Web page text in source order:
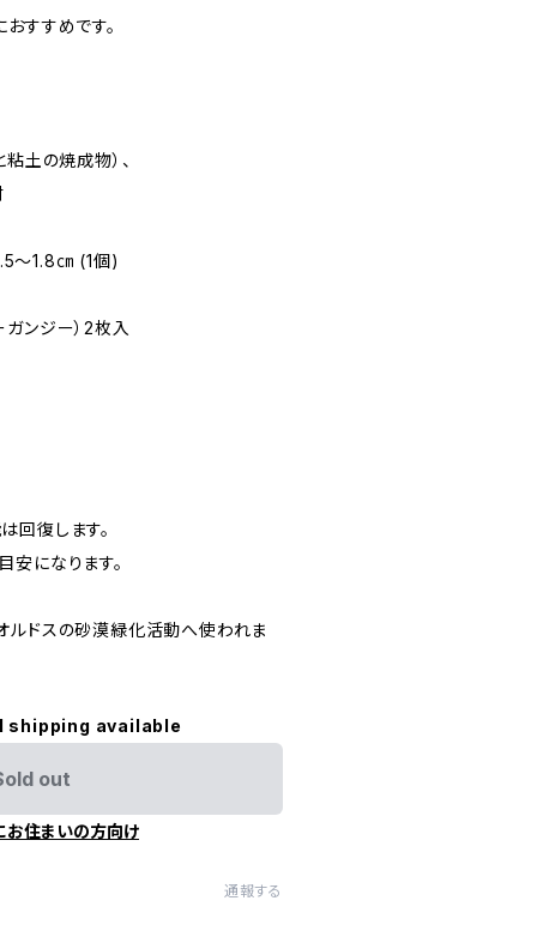
すすめです。
の焼成物）、
～1.8㎝ (1個)
ジー）2枚入
回復します。
になります。
ルドスの砂漠緑化活動へ使われま
shipping available
out
お住まいの方向け
通報する